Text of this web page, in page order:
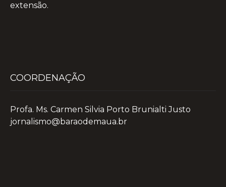
extensão.
COORDENAÇÃO
Profa. Ms. Carmen Silvia Porto Brunialti Justo
jornalismo@baraodemaua.br